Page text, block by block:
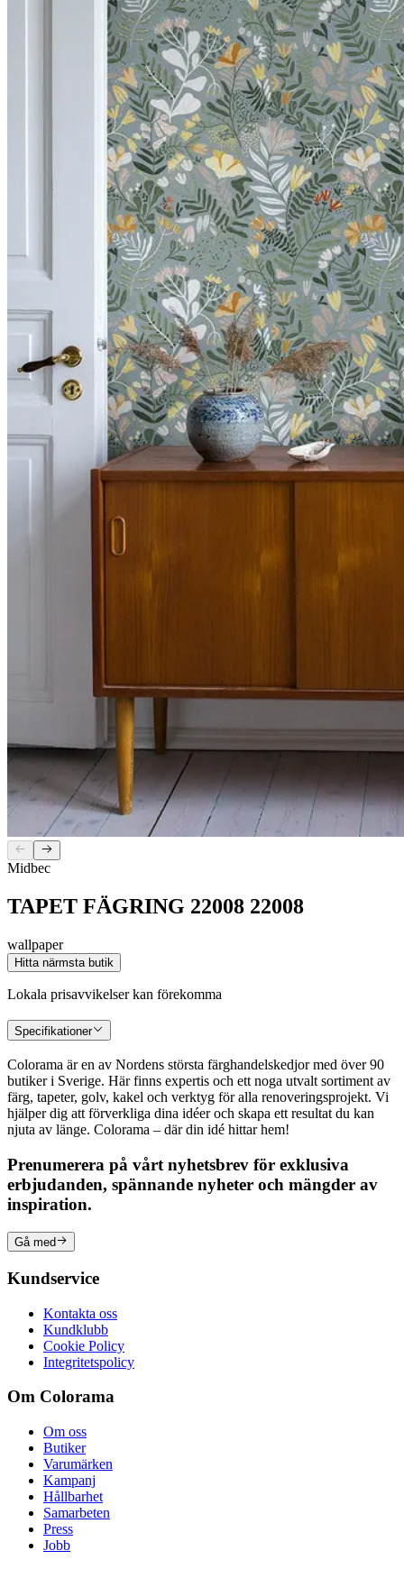
Midbec
TAPET FÄGRING 22008 22008
wallpaper
Hitta närmsta butik
Lokala prisavvikelser kan förekomma
Specifikationer
Colorama är en av Nordens största färghandelskedjor med över 90
butiker i Sverige. Här finns expertis och ett noga utvalt sortiment av
färg, tapeter, golv, kakel och verktyg för alla renoveringsprojekt. Vi
hjälper dig att förverkliga dina idéer och skapa ett resultat du kan
njuta av länge. Colorama – där din idé hittar hem!
Prenumerera på vårt nyhetsbrev för exklusiva
erbjudanden, spännande nyheter och mängder av
inspiration.
Gå med
Kundservice
Kontakta oss
Kundklubb
Cookie Policy
Integritetspolicy
Om Colorama
Om oss
Butiker
Varumärken
Kampanj
Hållbarhet
Samarbeten
Press
Jobb